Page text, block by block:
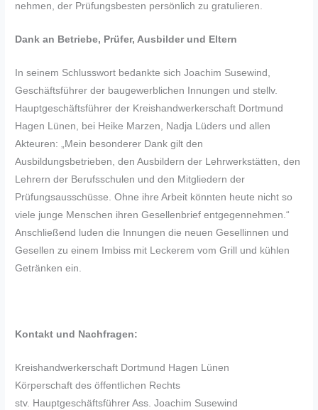
nehmen, der Prüfungsbesten persönlich zu gratulieren.
Dank an Betriebe, Prüfer, Ausbilder und Eltern
In seinem Schlusswort bedankte sich Joachim Susewind,
Geschäftsführer der baugewerblichen Innungen und stellv.
Hauptgeschäftsführer der Kreishandwerkerschaft Dortmund
Hagen Lünen, bei Heike Marzen, Nadja Lüders und allen
Akteuren: „Mein besonderer Dank gilt den
Ausbildungsbetrieben, den Ausbildern der Lehrwerkstätten, den
Lehrern der Berufsschulen und den Mitgliedern der
Prüfungsausschüsse. Ohne ihre Arbeit könnten heute nicht so
viele junge Menschen ihren Gesellenbrief entgegennehmen.“
Anschließend luden die Innungen die neuen Gesellinnen und
Gesellen zu einem Imbiss mit Leckerem vom Grill und kühlen
Getränken ein.
Kontakt und Nachfragen:
Kreishandwerkerschaft Dortmund Hagen Lünen
Körperschaft des öffentlichen Rechts
stv. Hauptgeschäftsführer Ass. Joachim Susewind